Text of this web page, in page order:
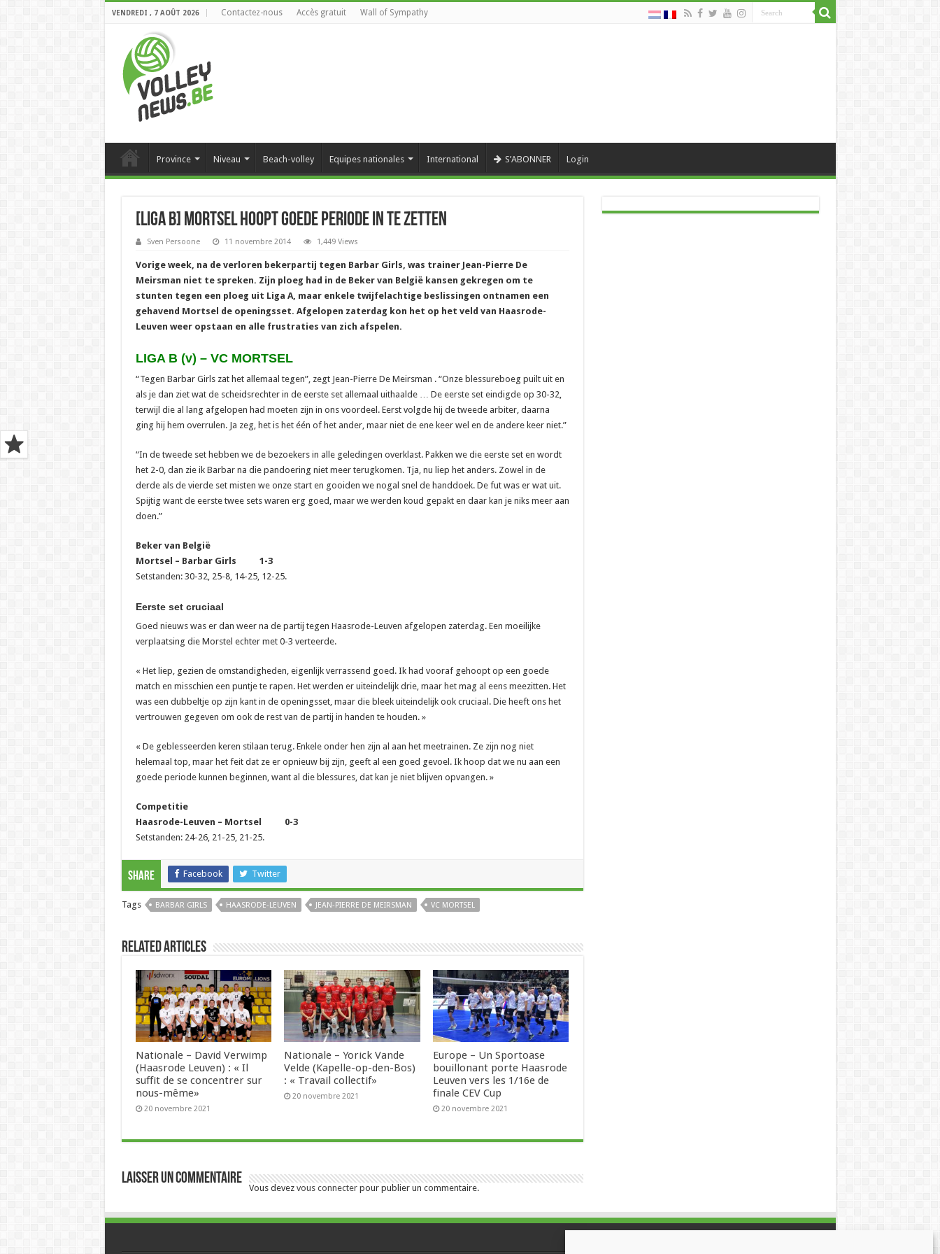
VENDREDI , 7 AOÛT 2026 Contactez-nous Accès gratuit Wall of Sympathy
Province Niveau Beach-volley Equipes nationales International S’ABONNER Login
[Liga B] Mortsel hoopt goede periode in te zetten
Sven Persoone 11 novembre 2014 1,449 Views
Vorige week, na de verloren bekerpartij tegen Barbar Girls, was trainer Jean-Pierre De
Meirsman niet te spreken. Zijn ploeg had in de Beker van België kansen gekregen om te
stunten tegen een ploeg uit Liga A, maar enkele twijfelachtige beslissingen ontnamen een
gehavend Mortsel de openingsset. Afgelopen zaterdag kon het op het veld van Haasrode-
Leuven weer opstaan en alle frustraties van zich afspelen.
LIGA B (v) – VC MORTSEL
“Tegen Barbar Girls zat het allemaal tegen”, zegt Jean-Pierre De Meirsman . “Onze blessureboeg puilt uit en
als je dan ziet wat de scheidsrechter in de eerste set allemaal uithaalde … De eerste set eindigde op 30-32,
terwijl die al lang afgelopen had moeten zijn in ons voordeel. Eerst volgde hij de tweede arbiter, daarna
ging hij hem overrulen. Ja zeg, het is het één of het ander, maar niet de ene keer wel en de andere keer niet.”
“In de tweede set hebben we de bezoekers in alle geledingen overklast. Pakken we die eerste set en wordt
het 2-0, dan zie ik Barbar na die pandoering niet meer terugkomen. Tja, nu liep het anders. Zowel in de
derde als de vierde set misten we onze start en gooiden we nogal snel de handdoek. De fut was er wat uit.
Spijtig want de eerste twee sets waren erg goed, maar we werden koud gepakt en daar kan je niks meer aan
doen.”
Beker van België
Mortsel – Barbar Girls 1-3
Setstanden: 30-32, 25-8, 14-25, 12-25.
Eerste set cruciaal
Goed nieuws was er dan weer na de partij tegen Haasrode-Leuven afgelopen zaterdag. Een moeilijke
verplaatsing die Morstel echter met 0-3 verteerde.
« Het liep, gezien de omstandigheden, eigenlijk verrassend goed. Ik had vooraf gehoopt op een goede
match en misschien een puntje te rapen. Het werden er uiteindelijk drie, maar het mag al eens meezitten. Het
was een dubbeltje op zijn kant in de openingsset, maar die bleek uiteindelijk ook cruciaal. Die heeft ons het
vertrouwen gegeven om ook de rest van de partij in handen te houden. »
« De geblesseerden keren stilaan terug. Enkele onder hen zijn al aan het meetrainen. Ze zijn nog niet
helemaal top, maar het feit dat ze er opnieuw bij zijn, geeft al een goed gevoel. Ik hoop dat we nu aan een
goede periode kunnen beginnen, want al die blessures, dat kan je niet blijven opvangen. »
Competitie
Haasrode-Leuven – Mortsel 0-3
Setstanden: 24-26, 21-25, 21-25.
Share Facebook Twitter
Tags BARBAR GIRLS HAASRODE-LEUVEN JEAN-PIERRE DE MEIRSMAN VC MORTSEL
Related Articles
Nationale – David Verwimp
(Haasrode Leuven) : « Il
suffit de se concentrer sur
nous-même»
20 novembre 2021
Nationale – Yorick Vande
Velde (Kapelle-op-den-Bos)
: « Travail collectif»
20 novembre 2021
Europe – Un Sportoase
bouillonant porte Haasrode
Leuven vers les 1/16e de
finale CEV Cup
20 novembre 2021
Laisser un commentaire
Vous devez vous connecterpour publier un commentaire.